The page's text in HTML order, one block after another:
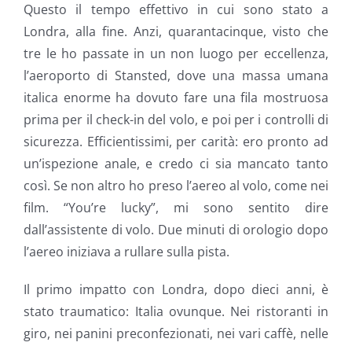
Questo il tempo effettivo in cui sono stato a
Londra, alla fine. Anzi, quarantacinque, visto che
tre le ho passate in un non luogo per eccellenza,
l’aeroporto di Stansted, dove una massa umana
italica enorme ha dovuto fare una fila mostruosa
prima per il check-in del volo, e poi per i controlli di
sicurezza. Efficientissimi, per carità: ero pronto ad
un’ispezione anale, e credo ci sia mancato tanto
così. Se non altro ho preso l’aereo al volo, come nei
film. “You’re lucky”, mi sono sentito dire
dall’assistente di volo. Due minuti di orologio dopo
l’aereo iniziava a rullare sulla pista.
Il primo impatto con Londra, dopo dieci anni, è
stato traumatico: Italia ovunque. Nei ristoranti in
giro, nei panini preconfezionati, nei vari caffè, nelle